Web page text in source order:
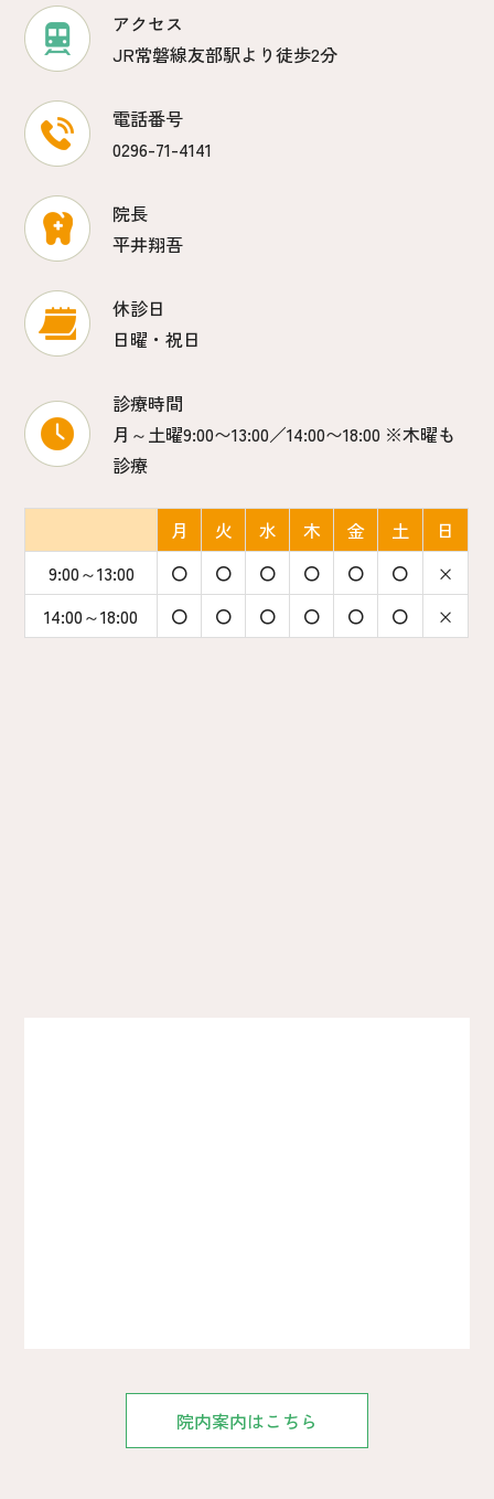
アクセス
JR常磐線友部駅より徒歩2分
電話番号
0296-71-4141
院長
平井翔吾
休診日
日曜・祝日
診療時間
月～土曜9:00〜13:00／14:00〜18:00 ※木曜も
診療
月 火 水 木 金 土
日
9:00～13:00
〇 〇 〇 〇 〇 〇
×
14:00～18:00
〇 〇 〇 〇 〇 〇 ×
院内案内はこちら